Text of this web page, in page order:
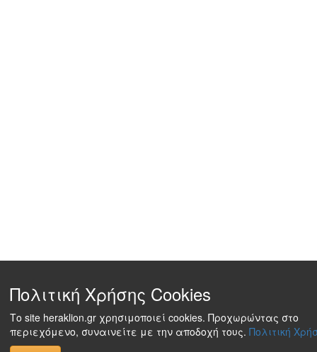
Πολιτική Χρήσης Cookies
Το site heraklion.gr χρησιμοποιεί cookies. Προχωρώντας στο
περιεχόμενο, συναινείτε με την αποδοχή τους. Πολιτική